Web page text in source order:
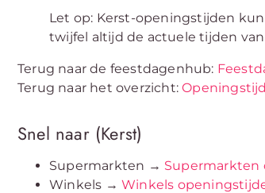
Let op: Kerst-openingstijden
twijfel altijd de actuele tijden
Terug naar de feestdagenhub:
Terug naar het overzicht:
Snel naar (Kerst)
Supermarkten → Supermarkten
Winkels → Winkels